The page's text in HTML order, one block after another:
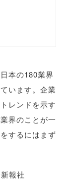
本の180業界
います。企業
レンドを示す
界のことが一
するにはまず
報社